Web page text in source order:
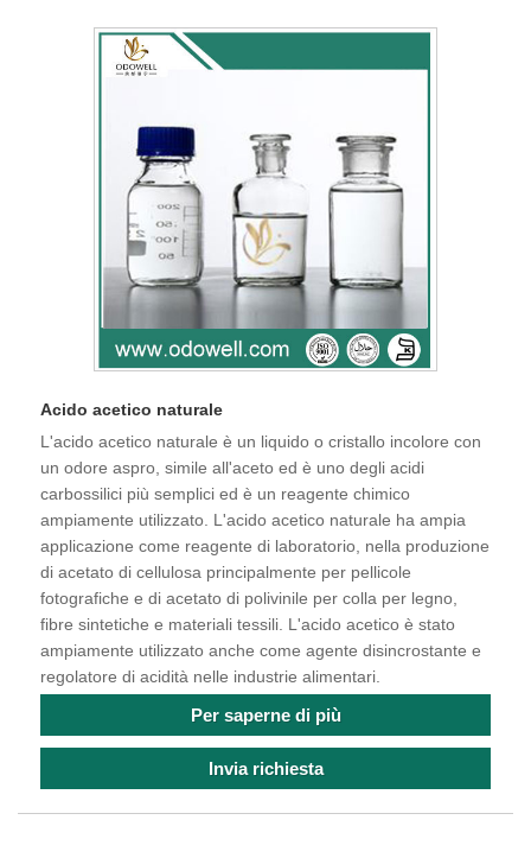
Acido acetico naturale
L'acido acetico naturale è un liquido o cristallo incolore con
un odore aspro, simile all'aceto ed è uno degli acidi
carbossilici più semplici ed è un reagente chimico
ampiamente utilizzato. L'acido acetico naturale ha ampia
applicazione come reagente di laboratorio, nella produzione
di acetato di cellulosa principalmente per pellicole
fotografiche e di acetato di polivinile per colla per legno,
fibre sintetiche e materiali tessili. L'acido acetico è stato
ampiamente utilizzato anche come agente disincrostante e
regolatore di acidità nelle industrie alimentari.
Per saperne di più
Invia richiesta